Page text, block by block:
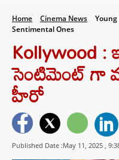
Home Cinema News
Sentimental Ones
Kollywood :
సెంటిమెంట్ గా
హీరో
Published Date :May 11, 2025 ,